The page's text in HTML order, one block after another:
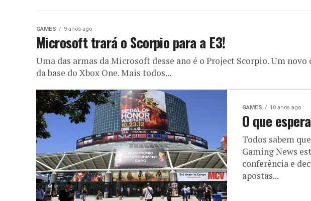
GAMES 9 anos ago
Microsoft trará o Scorpio para a E3!
Uma das armas da Microsoft desse ano é o Project Scorpio. Um
da base do Xbox One. Mais todos...
GAMES 10 anos ago
O que
Todos sabem
Gaming News
conferência e
apostas...